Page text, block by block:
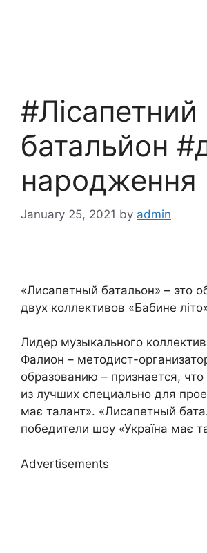
#Лісапетний
батальйон
народження
January 25, 2021 by admin
«Лисапетный батальон» – это
двух коллективов «Бабине
Лидер музыкального
Фалион – методист-
образованию – признается,
из лучших специально для
має талант». «Лисапетный
победители шоу «Україна має
Advertisements